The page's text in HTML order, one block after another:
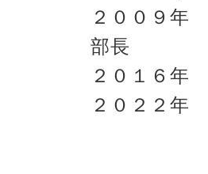
２００９
部長
２０
２０２２